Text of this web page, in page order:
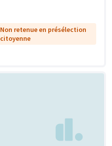
Non retenue en présélection
citoyenne